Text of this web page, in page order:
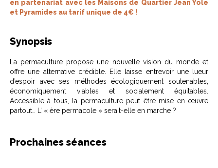
en partenariat avec les Maisons de Quartier Jean Yole
et Pyramides au tarif unique de 4€ !
Synopsis
La permaculture propose une nouvelle vision du monde et
offre une alternative crédible. Elle laisse entrevoir une lueur
d’espoir avec ses méthodes écologiquement soutenables,
économiquement viables et socialement équitables.
Accessible à tous, la permaculture peut être mise en œuvre
partout… L’ « ère permacole » serait-elle en marche ?
Prochaines séances